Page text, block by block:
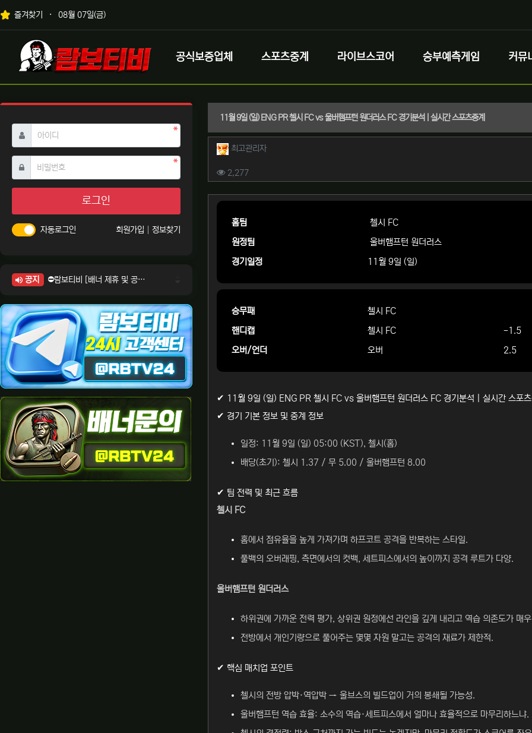
상단 네비
즐겨찾기 08월 07일(금)
메인 메뉴
로고
공식보증업체 스포츠중계 라이브스코어 승부예측게임 커뮤
11월 9일 (일) ENG PR 첼시 FC vs 울버햄프턴 원더러스 FC 경기분석 | 실시간 스포츠중계
작성자 정보
최고관리자작성
컨텐츠 정보
2,277조회
본문
홈팀
첼시 FC
원정팀
울버햄프턴 원더러스
경기일정
11월 9일 (일)
승무패 첼시 FC
핸디캡
첼시 FC -1.5
오버/언더
오버 2.5
✔ 11월 9일 (일) ENG PR 첼시 FC vs 울버햄프턴 원더러스 FC 경기분석 | 실시간 스포츠
✔ 경기 기본 정보 및 중계 정보
일정: 11월 9일 (일) 05:00 (KST), 첼시(홈)
배당(초기): 첼시 1.37 / 무 5.00 / 울버햄프턴 8.00
✔ 팀 전력 및 최근 흐름
첼시 FC
홈에서 점유율을 높게 가져가며 하프코트 공격을 반복하는 스타일.
풀백의 오버래핑, 측면에서의 컷백, 세트피스에서의 높이까지 공격 루트가 다양.
울버햄프턴 원더러스
하위권에 가까운 전력 평가, 상위권 원정에선 라인을 깊게 내리고 역습 의존도가 매
전방에서 개인기량으로 풀어주는 몇몇 자원 말고는 공격의 재료가 제한적.
✔ 핵심 매치업 포인트
첼시의 전방 압박·역압박 → 울브스의 빌드업이 거의 봉쇄될 가능성.
울버햄프턴 역습 효율: 소수의 역습·세트피스에서 얼마나 효율적으로 마무리하느냐.
아이디 필수
비밀번호필수
로그인
자동로그인 회원가입 정보찾기
공지
⛔람보티비 [배너 제휴 및 공식 입점 문의 안내]
⛔람보티비 [정회원 등급UP! 안내사항]
⛔람보티비 [채팅방 이용시 주의사항]
⛔람보티비 [공식보증업체 안내]